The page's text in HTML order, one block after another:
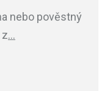
nebo pověstný
…